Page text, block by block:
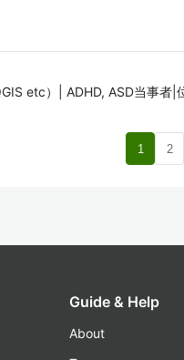
etc）| ADHD, ASD当事者|
1 2
Guide & Help
About